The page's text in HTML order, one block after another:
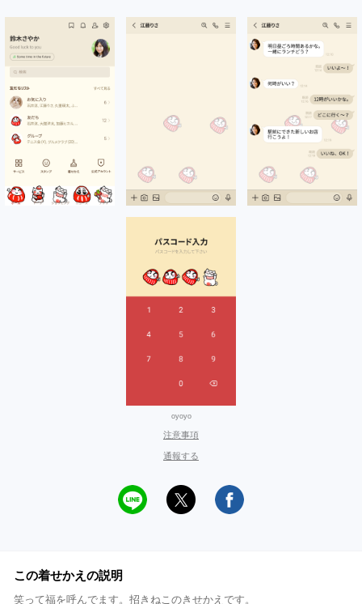
oyoyo
注意事項
通報する
この着せかえの説明
笑って福を呼んでます。招きねこのきせかえです。